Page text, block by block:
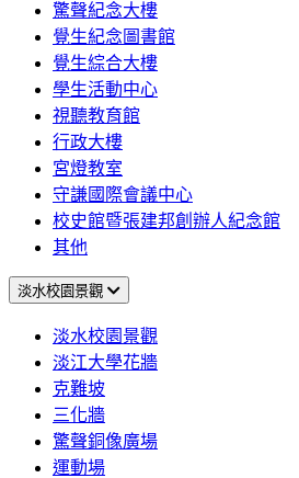
驚聲紀念大樓
覺生紀念圖書館
覺生綜合大樓
學生活動中心
視聽教育館
行政大樓
宮燈教室
守謙國際會議中心
校史館暨張建邦創辦人紀念館
其他
淡水校園景觀
淡水校園景觀
淡江大學花牆
克難坡
三化牆
驚聲銅像廣場
運動場